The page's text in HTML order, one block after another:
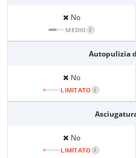
No
MEDIO i
Autopulizia
No
LIMITATO i
No
LIMITATO i